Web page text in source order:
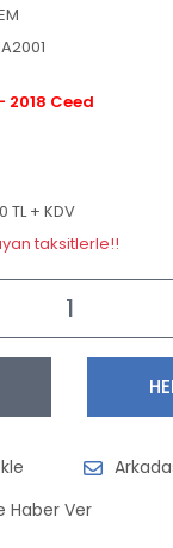
2018 Ceed
TL + KDV
taksitlerle!!
Haber Ver